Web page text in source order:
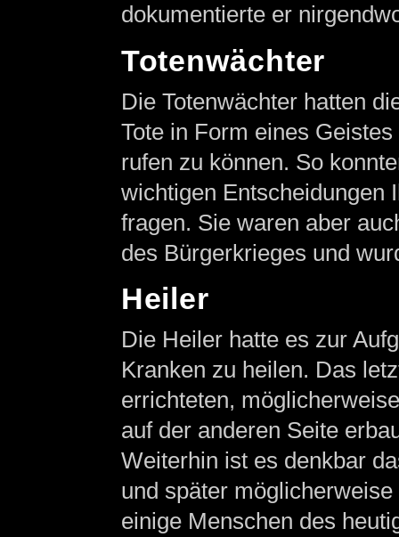
dokumentierte er
Totenwächter
Die Totenwächter hatten
Tote in Form eines
rufen zu können. So
wichtigen Entscheidungen
fragen. Sie waren aber
des Bürgerkrieges und
Heiler
Die Heiler hatte es zur
Kranken zu heilen. Das
errichteten,
auf der anderen Seite
Weiterhin ist es denkbar
und später
einige Menschen des